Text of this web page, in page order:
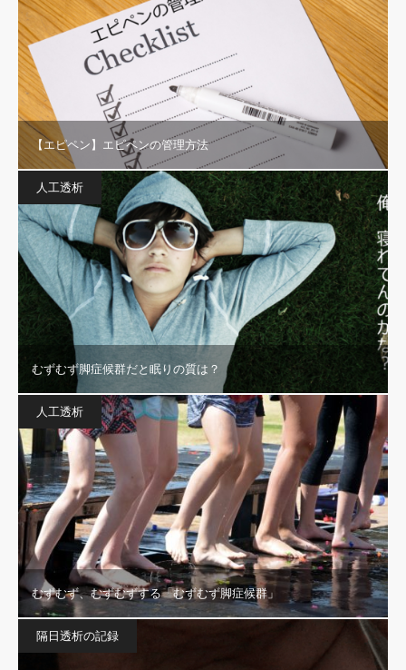
【エピペン】エピペンの管理方法
人工透析
むずむず脚症候群だと眠りの質は？
人工透析
むずむず、むずむずする「むずむず脚症候群」
隔日透析の記録